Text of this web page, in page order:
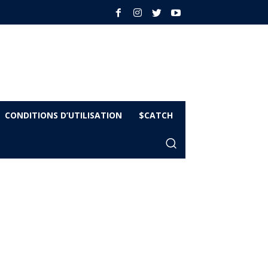
CONDITIONS D’UTILISATION $CATCH